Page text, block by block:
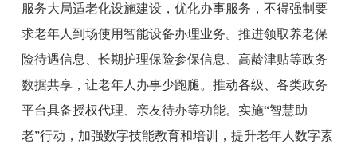
服务大局适老化设施建设，优化办事服务，不得强制要
求老年人到场使用智能设备办理业务。推进领取养老保
险待遇信息、长期护理保险参保信息、高龄津贴等政务
数据共享，让老年人办事少跑腿。推动各级、各类政务
平台具备授权代理、亲友待办等功能。实施“智慧助
老”行动，加强数字技能教育和培训，提升老年人数字素